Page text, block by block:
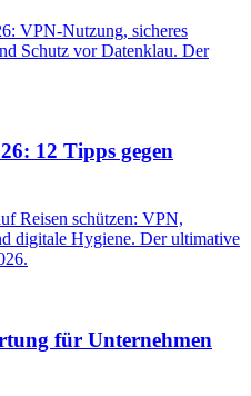
VPN-Nutzung, sicheres
Schutz vor Datenklau. Der
12 Tipps gegen
Reisen schützen: VPN,
digitale Hygiene. Der ultimative
für Unternehmen